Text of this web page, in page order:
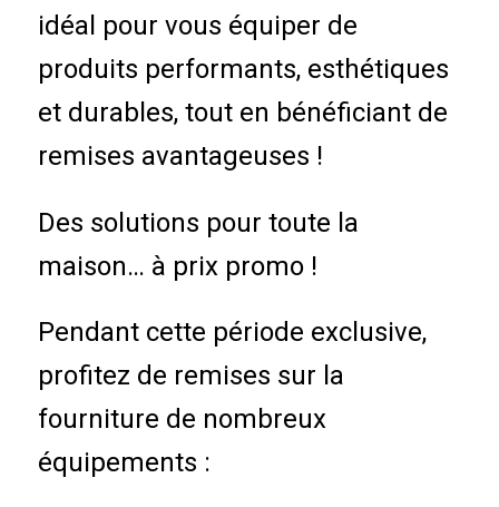
idéal pour vous équiper de
produits performants, esthétiques
et durables, tout en bénéficiant de
remises avantageuses !
Des solutions pour toute la
maison… à prix promo !
Pendant cette période exclusive,
profitez de remises sur la
fourniture de nombreux
équipements :